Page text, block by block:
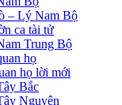
– Lý Nam Bộ
ca tài tử
Trung Bộ
họ
họ lời mới
Bắc
Nguyên